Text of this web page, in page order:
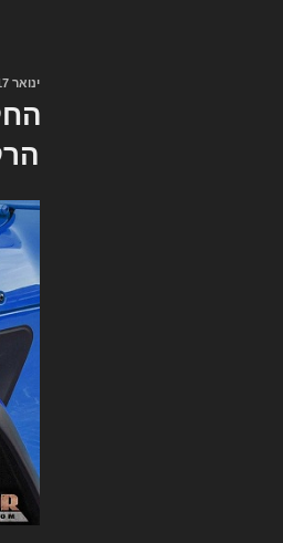
פורסם
ינואר 17, 2019